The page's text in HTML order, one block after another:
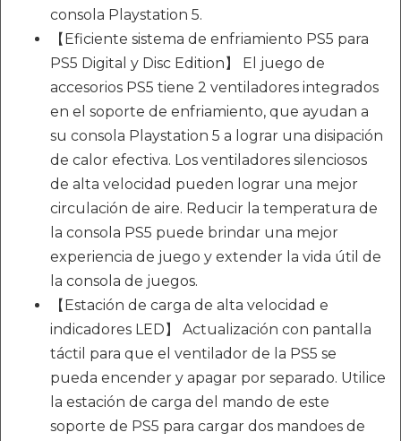
consola Playstation 5.
【Eficiente sistema de enfriamiento PS5 para
PS5 Digital y Disc Edition】 El juego de
accesorios PS5 tiene 2 ventiladores integrados
en el soporte de enfriamiento, que ayudan a
su consola Playstation 5 a lograr una disipación
de calor efectiva. Los ventiladores silenciosos
de alta velocidad pueden lograr una mejor
circulación de aire. Reducir la temperatura de
la consola PS5 puede brindar una mejor
experiencia de juego y extender la vida útil de
la consola de juegos.
【Estación de carga de alta velocidad e
indicadores LED】 Actualización con pantalla
táctil para que el ventilador de la PS5 se
pueda encender y apagar por separado. Utilice
la estación de carga del mando de este
soporte de PS5 para cargar dos mandoes de